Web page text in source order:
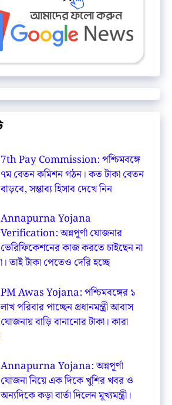
7th Pay Commission: পশ্চিমবঙ্গে
৭ম বেতন কমিশন গঠন। কত টাকা বেতন
বাড়বে, সম্ভাব্য হিসাব দেখে নিন
Annapurna Yojana
Verification: অন্নপূর্ণা যোজনার
ভেরিফিকেশনের কাজ করতে চাইছেন না
তাই টাকা পেতেও দেরি হচ্ছে
PM Awas Yojana: পশ্চিমবঙ্গের ১
লাখ পরিবার পাচ্ছেন প্রধানমন্ত্রী আবাস
যোজনায় বাড়ি বানানোর টাকা। কারা
Annapurna Yojana: অন্নপূর্ণা
যোজনা নিয়ে এক দিকে খুশির খবর ও
অন্যদিকে কড়া বার্তা দিলেন মুখ্যমন্ত্রী।